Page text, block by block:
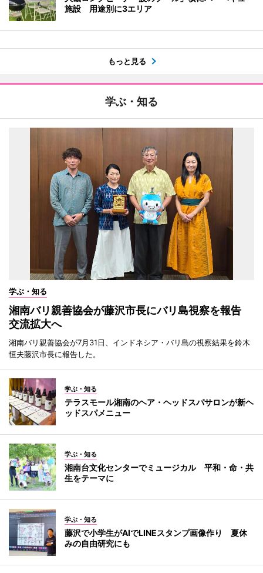
施設 用途別に3エリア
もっと見る
学ぶ・知る
学ぶ・知る
湘南バリ親善協会が藤沢市長にバリ島視察を報告
交流拡大へ
湘南バリ親善協会が7月31日、インドネシア・バリ島の視察結果を鈴木
恒夫藤沢市長に報告した。
学ぶ・知る
テラスモール湘南のヘア・ヘッドスパサロンが新ヘ
ッドスパメニュー
学ぶ・知る
湘南台文化センターでミュージカル 平和・命・共
生をテーマに
学ぶ・知る
藤沢で小学生がAIでLINEスタンプ画像作り 夏休
みの自由研究にも